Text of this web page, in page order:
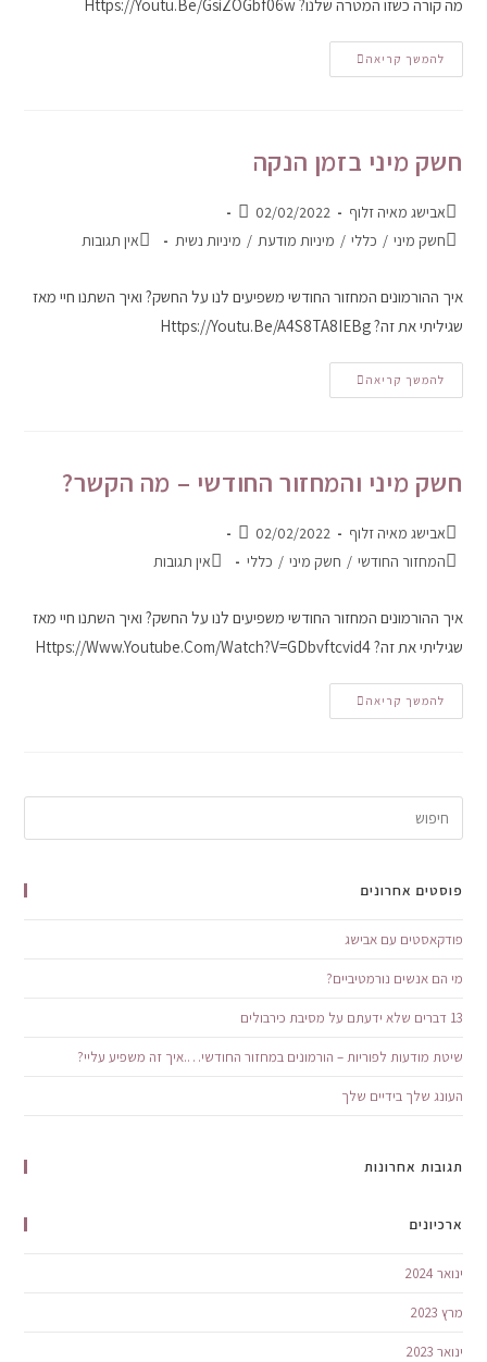
מה קורה כשזו המטרה שלנו? Https://youtu.be/GsiZOGbf06w
להמשך קריאה
חשק מיני בזמן הנקה
אבישג מאיה זלוף
02/02/2022
חשק מיני / כללי / מיניות מודעת / מיניות נשית אין תגובות
איך ההורמונים המחזור החודשי משפיעים לנו על החשק? ואיך השתנו חיי מאז
שגיליתי את זה? Https://youtu.be/A4S8TA8IEBg
להמשך קריאה
חשק מיני והמחזור החודשי – מה הקשר?
אבישג מאיה זלוף
02/02/2022
המחזור החודשי / חשק מיני / כללי אין תגובות
איך ההורמונים המחזור החודשי משפיעים לנו על החשק? ואיך השתנו חיי מאז
שגיליתי את זה? Https://www.youtube.com/watch?v=gDbvftcvid4
להמשך קריאה
פוסטים אחרונים
פודקאסטים עם אבישג
מי הם אנשים נורמטיביים?
13 דברים שלא ידעתם על מסיבת כירבולים
שיטת מודעות לפוריות – הורמונים במחזור החודשי….איך זה משפיע עליי?
העונג שלך בידיים שלך
תגובות אחרונות
ארכיונים
ינואר 2024
מרץ 2023
ינואר 2023